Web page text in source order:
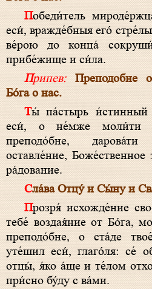
Победи́тель мироде́ржца, кня́зя тмы́, яви́лся
еси́, вражде́бныя его́
ве́рою до конца́
прибе́жище и си́ла.
Припев:
Преподобне
Бо́га о нас.
Ты́ па́стырь и́стинный Христо́ва ста́да бы́л
еси́, о не́мже моли́ти
преподо́бне,
оставле́ние, Боже́ственное
ра́дование.
Сла́ва Отцу́ и Сы́ну и
Прозря́ исхожде́ние свое́ от те́ла, и бу́дущее
тебе́ воздая́ние от Бо́га,
преподо́бне, о ста́де
уте́шил еси́, глаго́ля: се́
отцы́, я́ко а́ще и те́лом
при́сно бу́ду с ва́ми.